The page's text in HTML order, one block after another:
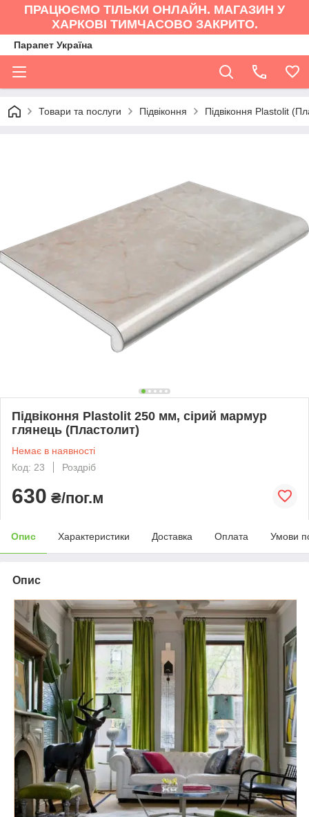
ПРАЦЮЄМО ТІЛЬКИ ОНЛАЙН. МАГАЗИН У
ХАРКОВІ ТИМЧАСОВО ЗАКРИТО.
Парапет Україна
Товари та послуги Підвіконня Підвіконня Plastolit
Підвіконня Plastolit 250 мм, сірий мармур
глянець (Пластолит)
Немає в наявності
Код: 23
Роздріб
630 ₴/пог.м
Опис Характеристики Доставка Оплата Умови
Опис